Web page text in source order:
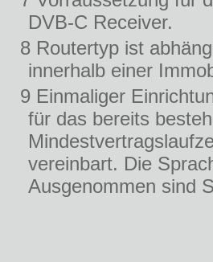
DVB-C Receiver.
8 Routertyp ist
innerhalb einer
9 Einmaliger
für das bereits
vereinbart. Die
Ausgenommen sind